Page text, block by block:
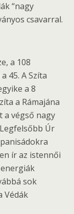
“nagy
csavarral.
a 108
45. A Szíta
a 8
a Rámajána
a végső nagy
Úr
ír az istennői
sok
Védák